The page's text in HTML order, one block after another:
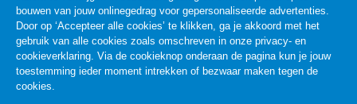
Tickets